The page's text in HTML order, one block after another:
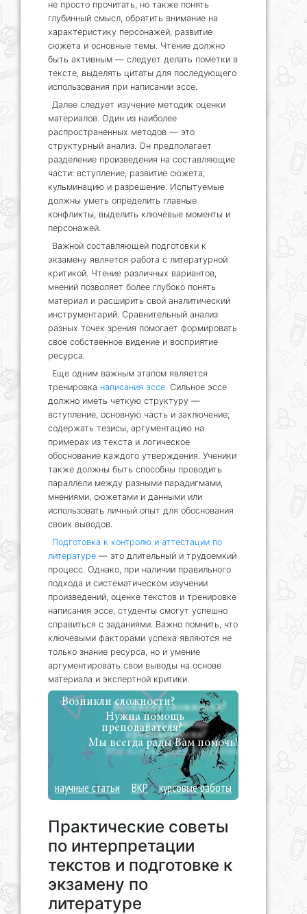
не просто прочитать, но также понять
глубинный смысл, обратить внимание на
характеристику персонажей, развитие
сюжета и основные темы. Чтение должно
быть активным — следует делать пометки в
тексте, выделять цитаты для последующего
использования при написании эссе.
Далее следует изучение методик оценки
материалов. Один из наиболее
распространенных методов — это
структурный анализ. Он предполагает
разделение произведения на составляющие
части: вступление, развитие сюжета,
кульминацию и разрешение. Испытуемые
должны уметь определить главные
конфликты, выделить ключевые моменты и
персонажей.
Важной составляющей подготовки к
экзамену является работа с литературной
критикой. Чтение различных вариантов,
мнений позволяет более глубоко понять
материал и расширить свой аналитический
инструментарий. Сравнительный анализ
разных точек зрения помогает формировать
свое собственное видение и восприятие
ресурса.
Еще одним важным этапом является
тренировка написания эссе . Сильное эссе
должно иметь четкую структуру —
вступление, основную часть и заключение;
содержать тезисы, аргументацию на
примерах из текста и логическое
обоснование каждого утверждения. Ученики
также должны быть способны проводить
параллели между разными парадигмами,
мнениями, сюжетами и данными или
использовать личный опыт для обоснования
своих выводов.
Подготовка к контролю и аттестации по
литературе — это длительный и трудоемкий
процесс. Однако, при наличии правильного
подхода и систематическом изучении
произведений, оценке текстов и тренировке
написания эссе, студенты смогут успешно
справиться с заданиями. Важно помнить, что
ключевыми факторами успеха являются не
только знание ресурса, но и умение
аргументировать свои выводы на основе
материала и экспертной критики.
Возникли сложности?
Нужна помощь
преподавателя?
Мы всегда рады Вам помочь!
научные статьи ВКР курсовые работы
Практические советы
по интерпретации
текстов и подготовке к
экзамену по
литературе